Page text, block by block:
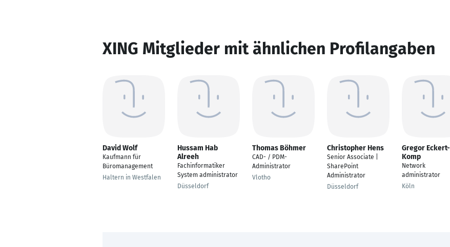
XING Mitglieder mit ähnlichen Profilangaben
David Wolf
Kaufmann für
Büromanagement
Haltern in Westfalen
Hussam Hab
Alreeh
Fachinformatiker
System administrator
Düsseldorf
Thomas Böhmer
CAD- / PDM-
Administrator
Vlotho
Christopher Hens
Senior Associate |
SharePoint
Administrator
Düsseldorf
Gregor Eckert-
Komp
Network
administrator
Köln